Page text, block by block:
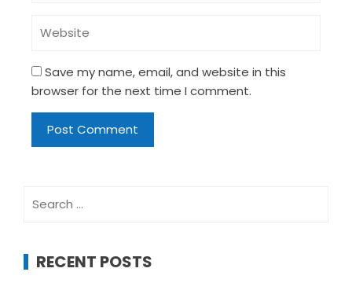
Save my name, email, and website in this
browser for the next time I comment.
for:
RECENT POSTS